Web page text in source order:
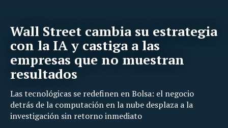
Wall Street cambia su estrategia
con la IA y castiga a las
empresas que no muestran
resultados
Las tecnológicas se redefinen en Bolsa: el negocio
detrás de la computación en la nube desplaza a la
investigación sin retorno inmediato